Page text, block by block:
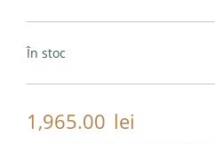
În stoc
1,965.00 lei